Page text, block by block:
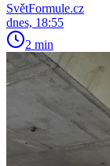
SvětFormule.cz
dnes, 18:55
2 min